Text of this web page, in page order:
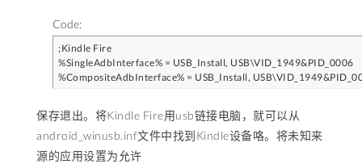
Code:
;Kindle Fire
%SingleAdbInterface% = USB_Install, USB\VID_1949&PID_0006
%CompositeAdbInterface% = USB_Install,
保存退出。将Kindle Fire用usb链接电脑，就可以从
android_winusb.inf文件中找到Kindle设备咯。将未知来
源的应用设置为允许